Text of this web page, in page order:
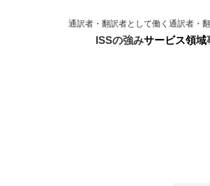
通訳者・翻訳者として働く通訳者・
ISSの強みサービス領域